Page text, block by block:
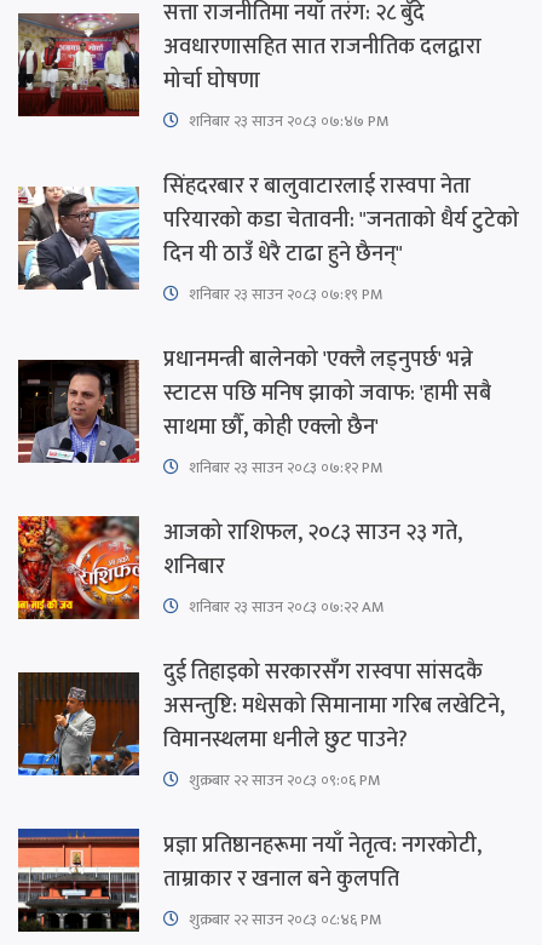
सत्ता राजनीतिमा नयाँ तरंग: २८ बुँदे
अवधारणासहित सात राजनीतिक दलद्वारा
मोर्चा घोषणा
शनिबार २३ साउन २०८३ ०७:४७ PM
सिंहदरबार र बालुवाटारलाई रास्वपा नेता
परियारको कडा चेतावनी: "जनताको धैर्य टुटेको
दिन यी ठाउँ धेरै टाढा हुने छैनन्"
शनिबार २३ साउन २०८३ ०७:१९ PM
प्रधानमन्त्री बालेनको 'एक्लै लड्नुपर्छ' भन्ने
स्टाटस पछि मनिष झाको जवाफ: 'हामी सबै
साथमा छौँ, कोही एक्लो छैन'
शनिबार २३ साउन २०८३ ०७:१२ PM
आजको राशिफल, २०८३ साउन २३ गते,
शनिबार
शनिबार २३ साउन २०८३ ०७:२२ AM
दुई तिहाइको सरकारसँग रास्वपा सांसदकै
असन्तुष्टि: मधेसको सिमानामा गरिब लखेटिने,
विमानस्थलमा धनीले छुट पाउने?
शुक्रबार​ २२ साउन २०८३ ०९:०६ PM
प्रज्ञा प्रतिष्ठानहरूमा नयाँ नेतृत्व: नगरकोटी,
ताम्राकार र खनाल बने कुलपति
शुक्रबार​ २२ साउन २०८३ ०८:४६ PM